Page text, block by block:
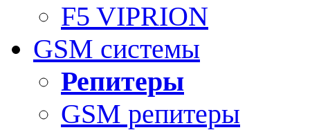
F5 VIPRION
GSM системы
Репитеры
GSM репитеры